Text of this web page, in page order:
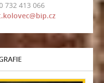
732 413 066